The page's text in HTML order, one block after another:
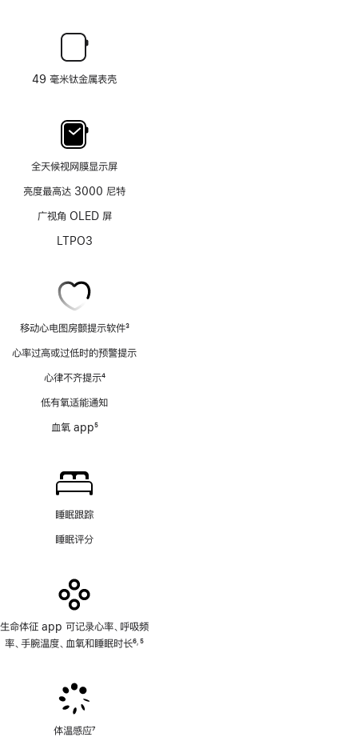
49 毫米钛金属表壳
全天候视网膜显示屏
亮度最高达 3000 尼特
广视角 OLED 屏
LTPO3
移动心电图房颤提示软件3
心率过高或过低时的预警提示
心律不齐提示4
低有氧适能通知
血氧 app5
睡眠跟踪
睡眠评分
生命体征 app 可记录心率、呼吸频
率、手腕温度、血氧和睡眠时长6 5
体温感应7